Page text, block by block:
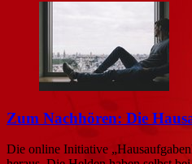
Zum Nachhören: Die
Die online Initiative